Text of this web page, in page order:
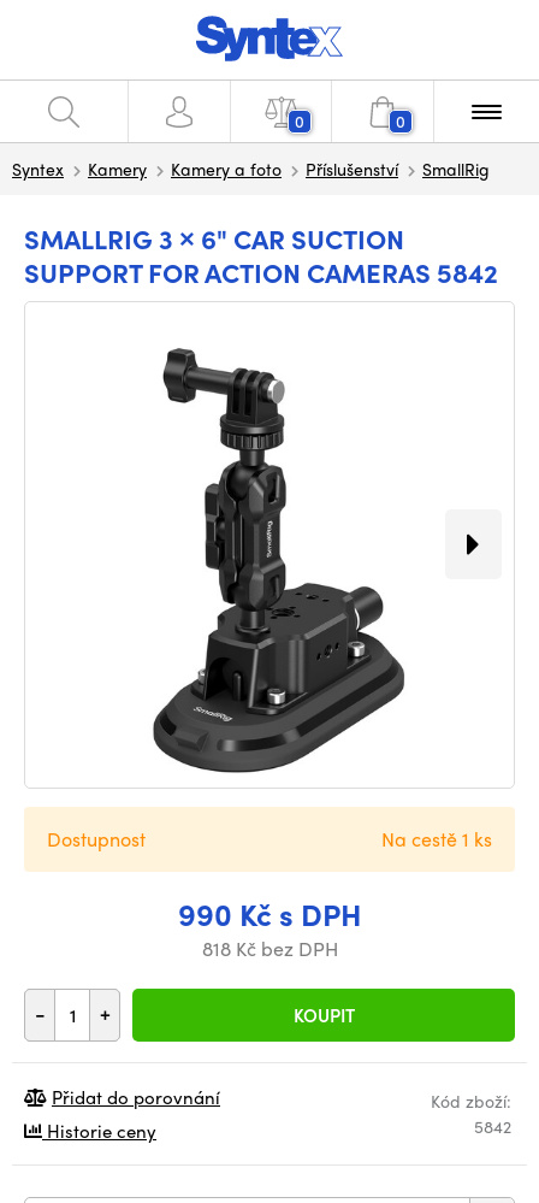
0 0
Syntex Kamery Kamery a foto Příslušenství SmallRig
SMALLRIG 3 × 6" CAR SUCTION
SUPPORT FOR ACTION CAMERAS 5842
990 Kč s DPH
818 Kč bez DPH
- + KOUPIT
Dostupnost Na cestě 1 ks
Kód zboží:
5842
Přidat do porovnání
Historie ceny